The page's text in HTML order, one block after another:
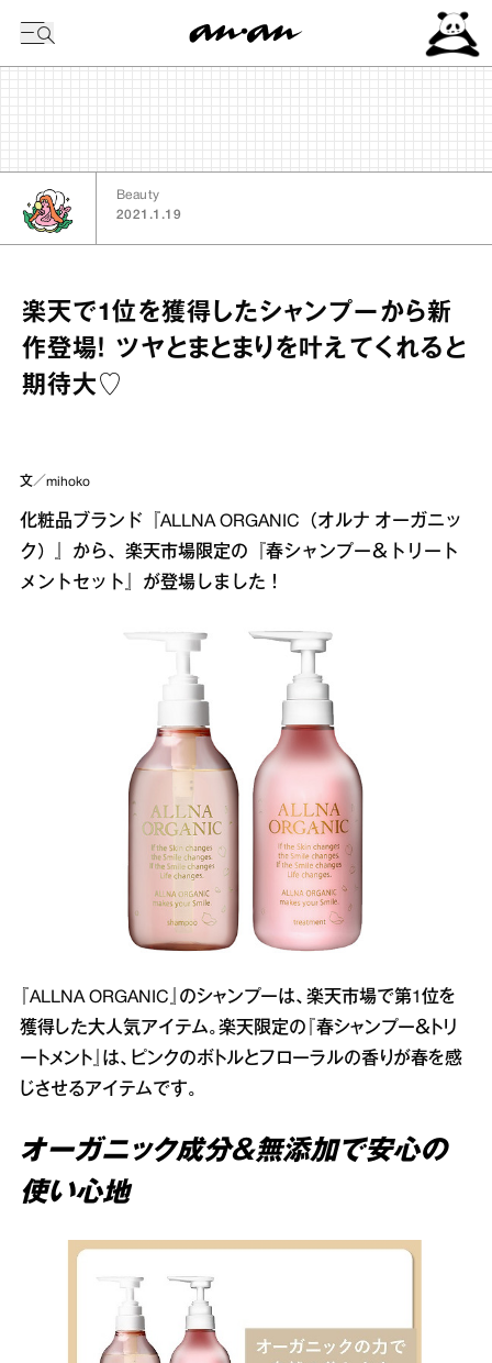
Beauty
2021.1.19
楽天で1位を獲得したシャンプーから新
作登場！ ツヤとまとまりを叶えてくれると
期待大♡
文／mihoko
化粧品ブランド『ALLNA ORGANIC（オルナ オーガニッ
ク）』から、楽天市場限定の『春シャンプー＆トリート
メントセット』が登場しました！
『ALLNA ORGANIC』のシャンプーは、楽天市場で第1位を
獲得した大人気アイテム。楽天限定の『春シャンプー＆トリ
ートメント』は、ピンクのボトルとフローラルの香りが春を感
じさせるアイテムです。
オーガニック成分＆無添加で安心の
使い心地